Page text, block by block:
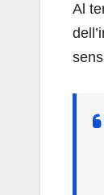
Al